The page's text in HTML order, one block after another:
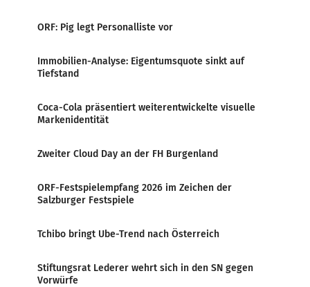
ORF: Pig legt Personalliste vor
Immobilien-Analyse: Eigentumsquote sinkt auf
Tiefstand
Coca-Cola präsentiert weiterentwickelte visuelle
Markenidentität
Zweiter Cloud Day an der FH Burgenland
ORF-Festspielempfang 2026 im Zeichen der
Salzburger Festspiele
Tchibo bringt Ube-Trend nach Österreich
Stiftungsrat Lederer wehrt sich in den SN gegen
Vorwürfe